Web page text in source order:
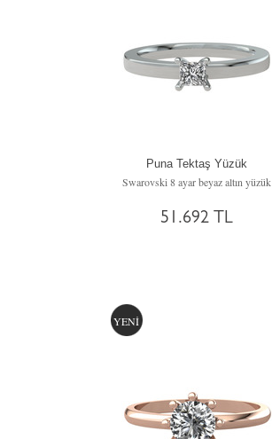
Puna Tektaş Yüzük
Swarovski 8 ayar beyaz altın yüzük
51.692 TL
YENİ